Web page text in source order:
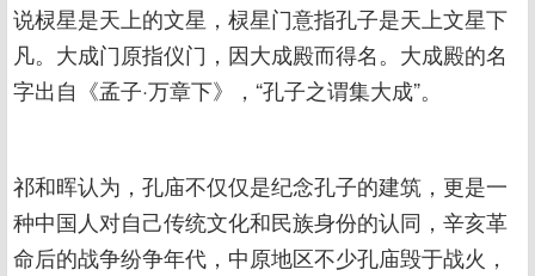
说棂星是天上的文星，棂星门意指孔子是天上文星下
凡。大成门原指仪门，因大成殿而得名。大成殿的名
字出自《孟子·万章下》，“孔子之谓集大成”。
祁和晖认为，孔庙不仅仅是纪念孔子的建筑，更是一
种中国人对自己传统文化和民族身份的认同，辛亥革
命后的战争纷争年代，中原地区不少孔庙毁于战火，